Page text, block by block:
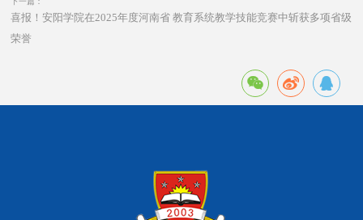
喜报！安阳学院在2025年度河南省 教育系统教学技能竞赛中斩获多项省级
荣誉